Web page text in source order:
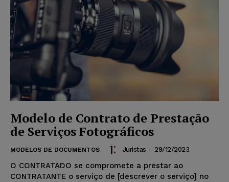
Modelo de Contrato de Prestação
de Serviços Fotográficos
MODELOS DE DOCUMENTOS Juristas - 29/12/2023
O CONTRATADO se compromete a prestar ao
CONTRATANTE o serviço de [descrever o serviço] no